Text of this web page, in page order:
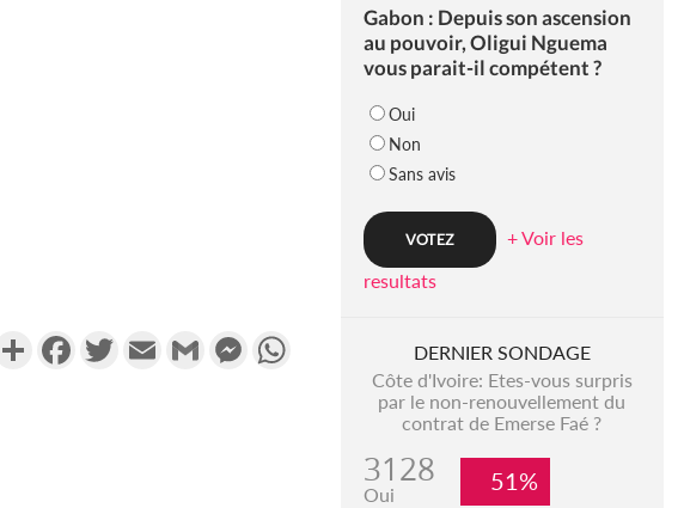
PartagerFacebookTwitterEmail Gmail Messenger
Gabon : Depuis son ascension
au pouvoir, Oligui Nguema
vous parait-il compétent ?
Oui
Non
Sans avis
+ Voir les
resultats
DERNIER SONDAGE
Côte d'Ivoire: Etes-vous surpris
par le non-renouvellement du
contrat de Emerse Faé ?
3128
Oui 51%